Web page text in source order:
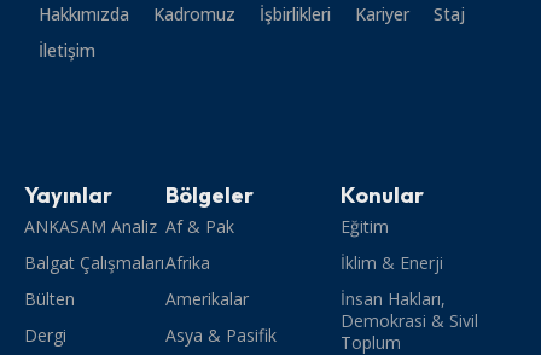
Hakkımızda Kadromuz İşbirlikleri Kariyer
Staj
İletişim
Yayınlar
ANKASAM Analiz
Balgat Çalışmaları
Bülten
Dergi
Bölgeler
Af & Pak
Afrika
Amerikalar
Asya & Pasifik
Konular
Eğitim
İklim & Enerji
İnsan Hakları,
Demokrasi & Sivil
Toplum